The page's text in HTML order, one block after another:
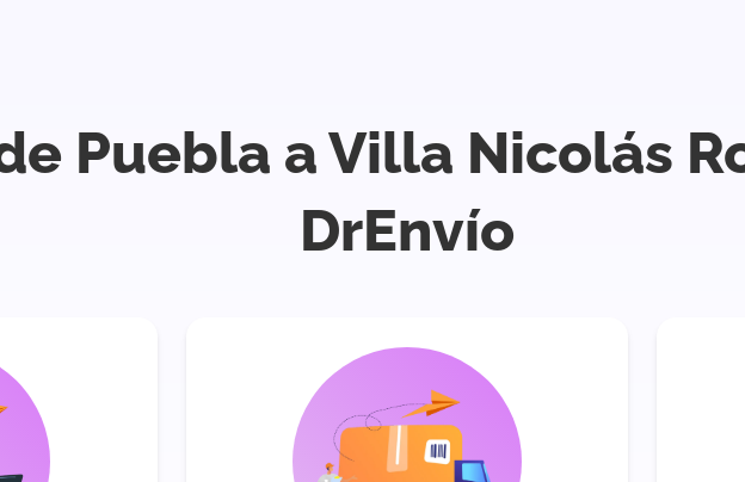
Puebla a Villa Nicolás
DrEnvío